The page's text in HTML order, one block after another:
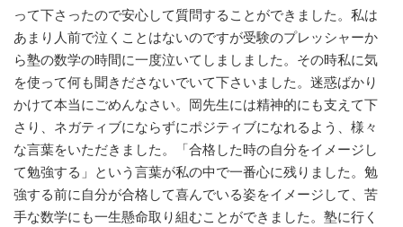
って下さったので安心して質問することができました。私は
あまり人前で泣くことはないのですが受験のプレッシャーか
ら塾の数学の時間に一度泣いてしましました。その時私に気
を使って何も聞きださないでいて下さいました。迷惑ばかり
かけて本当にごめんなさい。岡先生には精神的にも支えて下
さり、ネガティブにならずにポジティブになれるよう、様々
な言葉をいただきました。「合格した時の自分をイメージし
て勉強する」という言葉が私の中で一番心に残りました。勉
強する前に自分が合格して喜んでいる姿をイメージして、苦
手な数学にも一生懸命取り組むことができました。塾に行く